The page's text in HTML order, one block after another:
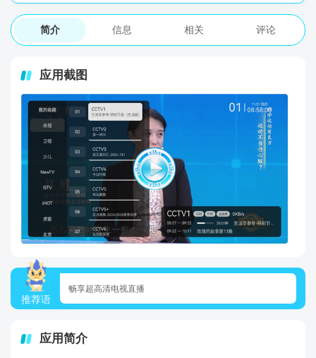
简介 信息 相关 评论
应用截图
推荐语
畅享超高清电视直播
应用简介